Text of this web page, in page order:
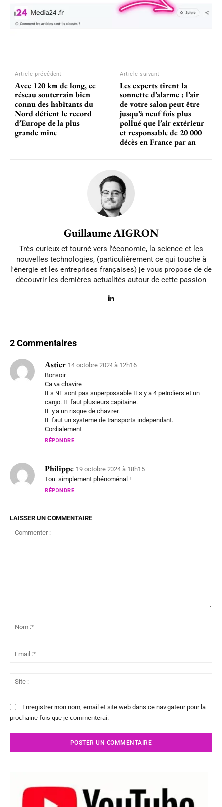
Article précédent
Avec 120 km de long, ce
réseau souterrain bien
connu des habitants du
Nord détient le record
d’Europe de la plus
grande mine
Article suivant
Les experts tirent la
sonnette d’alarme : l’air
de votre salon peut être
jusqu’à neuf fois plus
pollué que l’air extérieur
et responsable de 20 000
décès en France par an
Guillaume AIGRON
Très curieux et tourné vers l'économie, la science et les
nouvelles technologies, (particulièrement ce qui touche à
l'énergie et les entreprises françaises) je vous propose de de
découvrir les dernières actualités autour de cette passion
2 Commentaires
Astier 14 octobre 2024 à 12h16
Bonsoir
Ca va chavire
ILs NE sont pas superpossable ILs y a 4 petroliers et un
cargo. IL faut plusieurs capitaine.
IL y a un risque de chavirer.
IL faut un systeme de transports independant.
Cordialement
RÉPONDRE
Philippe 19 octobre 2024 à 18h15
Tout simplement phénoménal !
RÉPONDRE
LAISSER UN COMMENTAIRE
Enregistrer mon nom, email et site web dans ce navigateur pour la
prochaine fois que je commenterai.